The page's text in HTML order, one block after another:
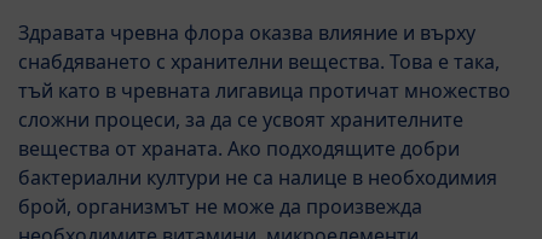
Здравата чревна флора оказва влияние и върху
снабдяването с хранителни вещества. Това е така,
тъй като в чревната лигавица протичат множество
сложни процеси, за да се усвоят хранителните
вещества от храната. Ако подходящите добри
бактериални култури не са налице в необходимия
брой, организмът не може да произвежда